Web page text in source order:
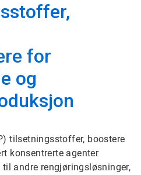
for
og
tilsetningsstoffer, boostere
konsentrerte agenter
andre rengjøringsløsninger,